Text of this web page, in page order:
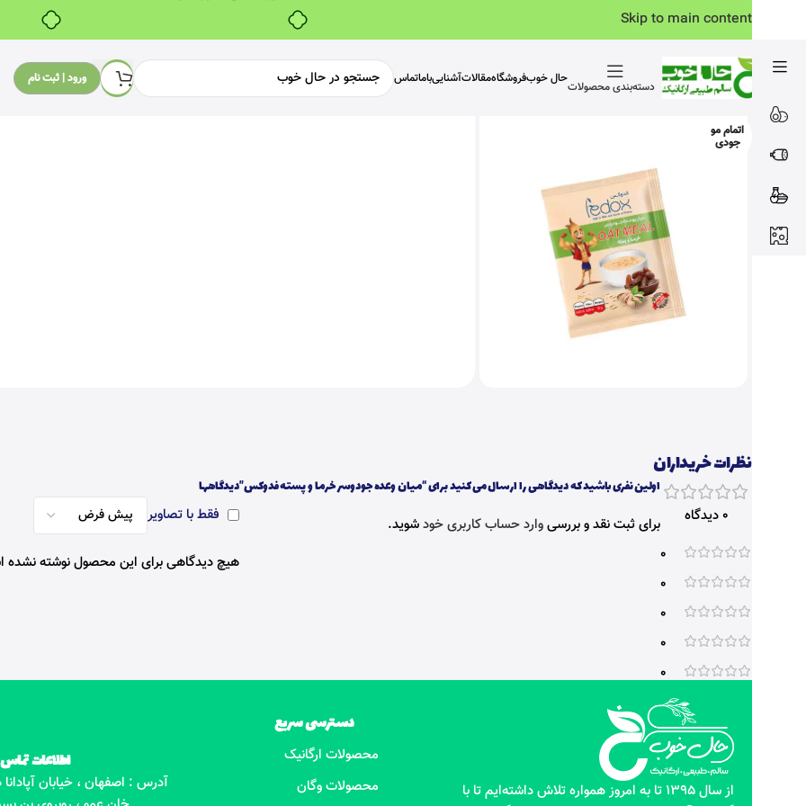
Skip to main content
دسته‌بندی محصولات
حال خوبفروشگاهمقالاتآشنایی‌باماتماس ورود | ثبت نام
اتمام مو
جودی
نظرات خریداران
0 دیدگاه
0
0
0
0
0
دیدگاهها
فقط با تصاویر
هیچ دیدگاهی برای این محصول نوشته
اولین نفری باشید که دیدگاهی را ارسال می کنید برای “میان وعده جودوسر خرما و پسته فدوکس”
برای ثبت نقد و بررسیوارد حساب کاربری خودشوید.
از سال 1395 تا به امروز همواره تلاش داشته‌ایم تا با
دسترسی سریع
محصولات ارگانیک
محصولات وگان
اطلاعات تماس
آدرس : اصفهان ، خیابان